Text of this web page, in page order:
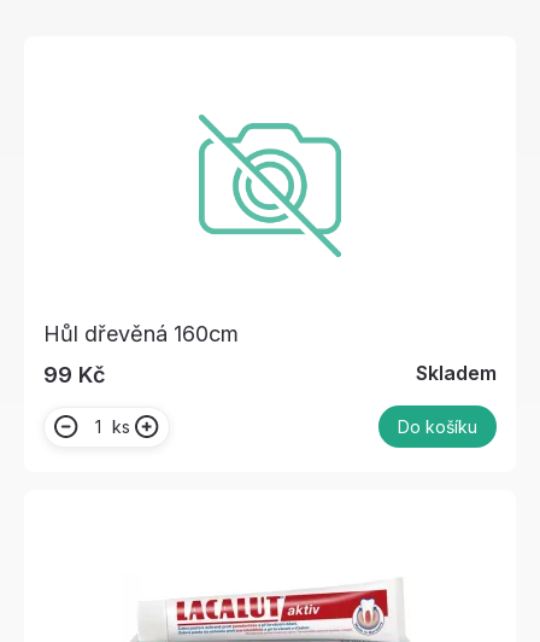
Hůl dřevěná 160cm
99 Kč
Skladem
ks Do košíku